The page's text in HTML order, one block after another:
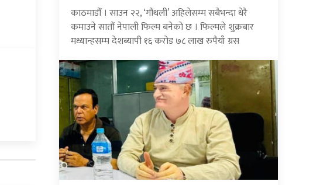
काठमाडौँ । साउन २२, ‘गौंथली’ अहिलेसम्म सबैभन्दा धेरै
कमाउने सातौं नेपाली फिल्म बनेको छ । फिल्मले शुक्रबार
मध्यान्हसम्म देशब्यापी १६ करोड ७८ लाख रुपैयाँ ग्रस